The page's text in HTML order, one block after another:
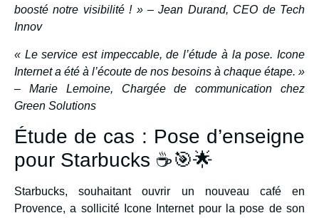
boosté notre visibilité ! » – Jean Durand, CEO de Tech
Innov
« Le service est impeccable, de l’étude à la pose. Icone
Internet a été à l’écoute de nos besoins à chaque étape. »
– Marie Lemoine, Chargée de communication chez
Green Solutions
Étude de cas : Pose d’enseigne
pour Starbucks ☕🎯🌟
Starbucks, souhaitant ouvrir un nouveau café en
Provence, a sollicité Icone Internet pour la pose de son